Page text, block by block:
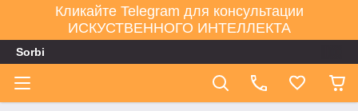
Кликайте Telegram для консультации
ИСКУСТВЕННОГО ИНТЕЛЛЕКТА
Sorbi